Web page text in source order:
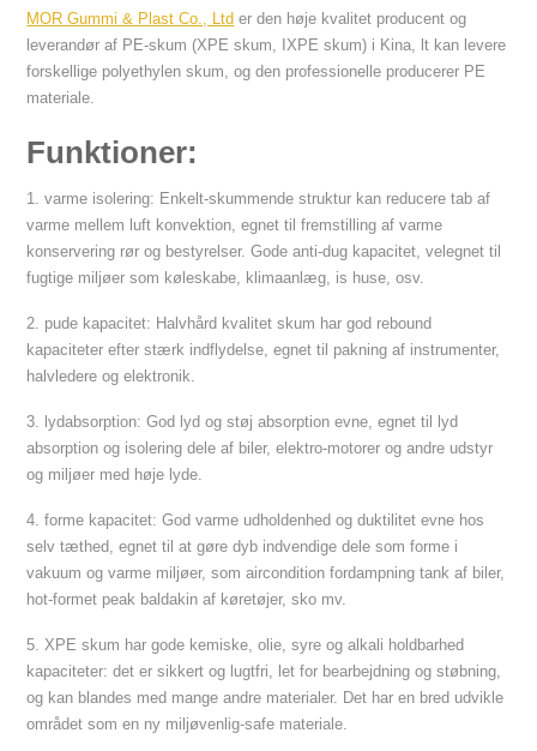
MOR Gummi & Plast Co., Ltd er den høje kvalitet producent og
leverandør af PE-skum (XPE skum, IXPE skum) i Kina, lt kan levere
forskellige polyethylen skum, og den professionelle producerer PE
materiale.
Funktioner:
1. varme isolering: Enkelt-skummende struktur kan reducere tab af
varme mellem luft konvektion, egnet til fremstilling af varme
konservering rør og bestyrelser. Gode anti-dug kapacitet, velegnet til
fugtige miljøer som køleskabe, klimaanlæg, is huse, osv.
2. pude kapacitet: Halvhård kvalitet skum har god rebound
kapaciteter efter stærk indflydelse, egnet til pakning af instrumenter,
halvledere og elektronik.
3. lydabsorption: God lyd og støj absorption evne, egnet til lyd
absorption og isolering dele af biler, elektro-motorer og andre udstyr
og miljøer med høje lyde.
4. forme kapacitet: God varme udholdenhed og duktilitet evne hos
selv tæthed, egnet til at gøre dyb indvendige dele som forme i
vakuum og varme miljøer, som aircondition fordampning tank af biler,
hot-formet peak baldakin af køretøjer, sko mv.
5. XPE skum har gode kemiske, olie, syre og alkali holdbarhed
kapaciteter: det er sikkert og lugtfri, let for bearbejdning og støbning,
og kan blandes med mange andre materialer. Det har en bred udvikle
området som en ny miljøvenlig-safe materiale.